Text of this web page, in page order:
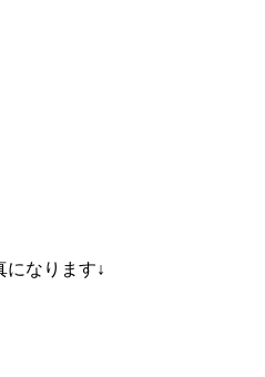
になります↓